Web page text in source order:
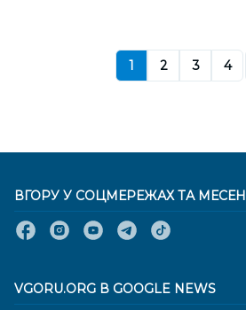
1 2 3 4
ВГОРУ У СОЦМЕРЕЖАХ ТА
VGORU.ORG В GOOGLE NEWS